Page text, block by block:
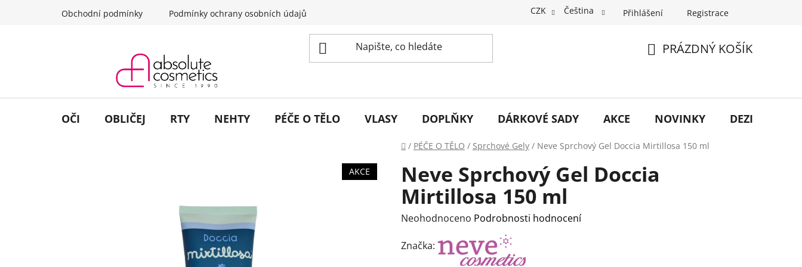
Obchodní podmínky Podmínky ochrany osobních údajů CZK Čeština Přihlášení Registrace
PRÁZDNÝ KOŠÍK
OČI OBLIČEJ RTY NEHTY PÉČE O TĚLO VLASY DOPLŇKY DÁRKOVÉ SADY AKCE NOVINKY DEZINFEKCE
Domů
/ PÉČE O TĚLO / Sprchové Gely / Neve Sprchový Gel Doccia Mirtillosa 150 ml
Neve Sprchový Gel Doccia
Mirtillosa 150 ml
Průměrné
produktu
Neohodnoceno Podrobnosti hodnocení
Značka:
AKCE